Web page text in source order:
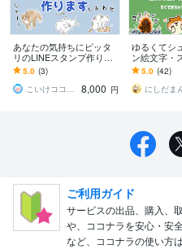
あなたの気持ちにピッタ
リのLINEスタンプ作りま
す 返信早め！丁寧なリス
ニングでイメージに近づ
けます！
5.0 (3)
こいけココナラ
8,000 円
ゆるくてシ
ン絵文字・
します ペッ
企業のオリ
クターをス
5.0 (42)
ご利用ガイド
サービスの出品、購入、
や、ココナラを安心・安
など、ココナラの使い方は